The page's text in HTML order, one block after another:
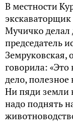
В местности
Мучичко
председатель
Земруковская,
говорила:
дело,
Ни пяди земли
надо поднять